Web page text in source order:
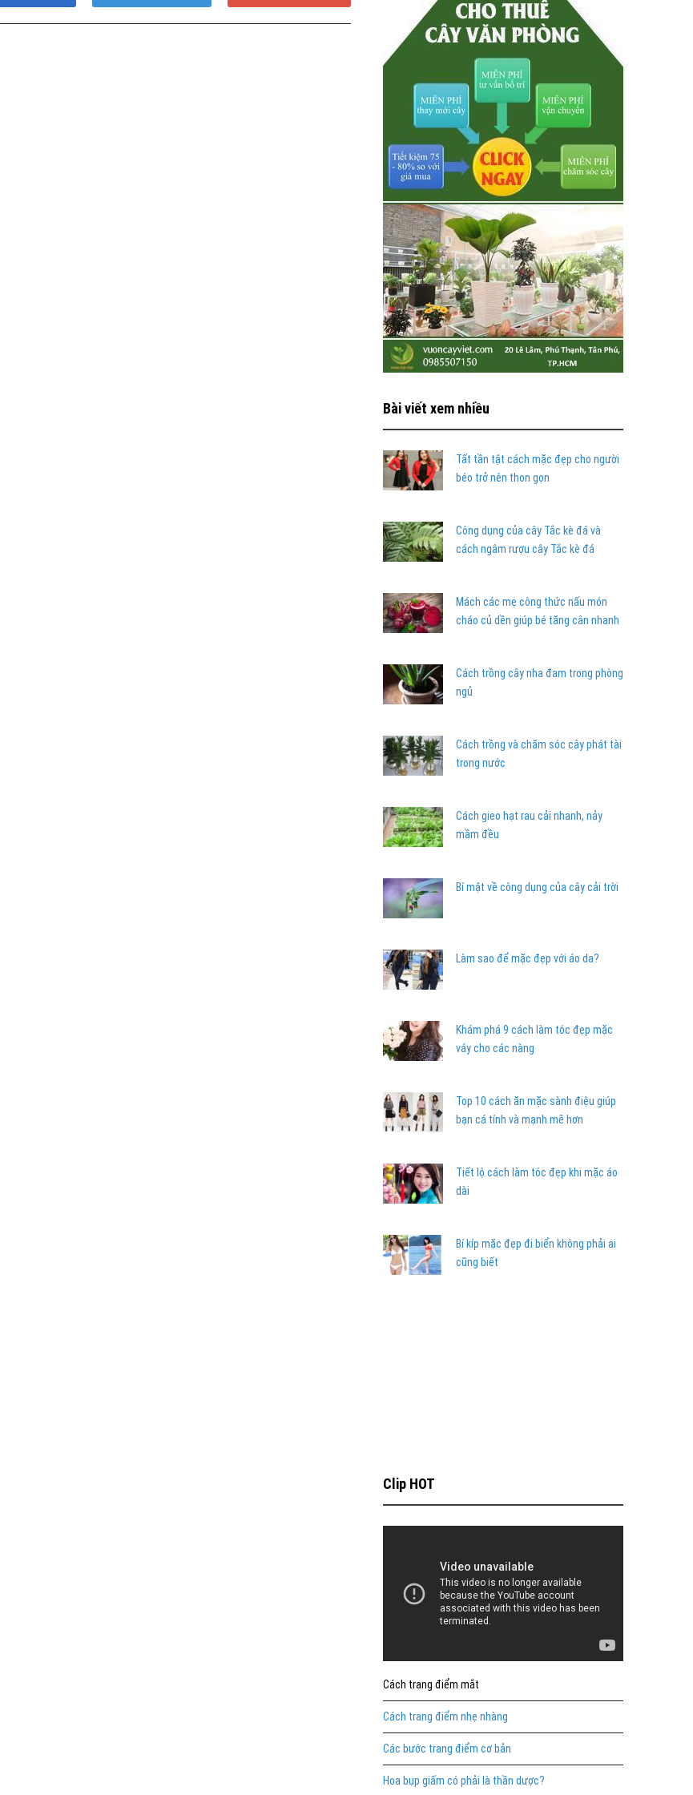
Bài viết xem nhiều
Tất tần tật cách mặc đẹp cho người
béo trở nên thon gọn
Công dụng của cây Tắc kè đá và
cách ngâm rượu cây Tắc kè đá
Mách các mẹ công thức nấu món
cháo củ dền giúp bé tăng cân nhanh
Cách trồng cây nha đam trong phòng
ngủ
Cách trồng và chăm sóc cây phát tài
trong nước
Cách gieo hạt rau cải nhanh, nảy
mầm đều
Bí mật về công dụng của cây cải trời
Làm sao để mặc đẹp với áo da?
Khám phá 9 cách làm tóc đẹp mặc
váy cho các nàng
Top 10 cách ăn mặc sành điệu giúp
bạn cá tính và mạnh mẽ hơn
Tiết lộ cách làm tóc đẹp khi mặc áo
dài
Bí kíp mặc đẹp đi biển không phải ai
cũng biết
Clip HOT
Cách trang điểm mắt
Cách trang điểm nhẹ nhàng
Các bước trang điểm cơ bản
Hoa bụp giấm có phải là thần dược?